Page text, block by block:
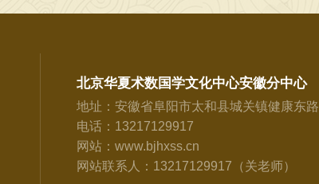
北京华夏术数国学文化中心安徽分中心
地址：安徽省阜阳市太和县城关镇健康东路
电话：13217129917
网站：www.bjhxss.cn
网站联系人：13217129917（关老师）